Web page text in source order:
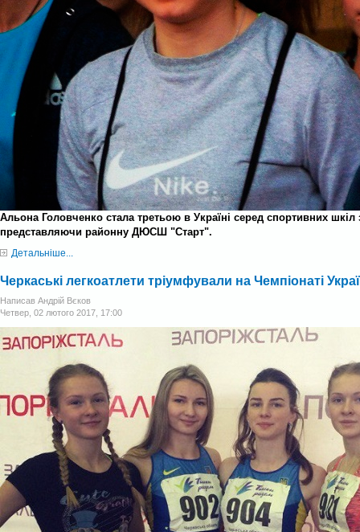
Альона Головченко стала третьою в Україні серед спортивних шкіл
представляючи районну ДЮСШ "Старт".
Детальніше...
Черкаські легкоатлети тріумфували на Чемпіонаті
Написав Андрій Вєков
Четвер, 02 лютого 2017, 17:00